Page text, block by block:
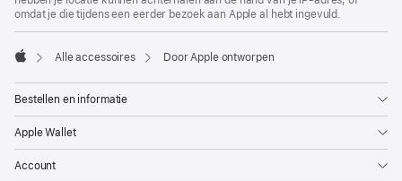
omdat je die tijdens een eerder bezoek aan Apple al hebt ingevuld.
Alle accessoires Door Apple ontworpen
Bestellen en informatie
Apple Wallet
Account